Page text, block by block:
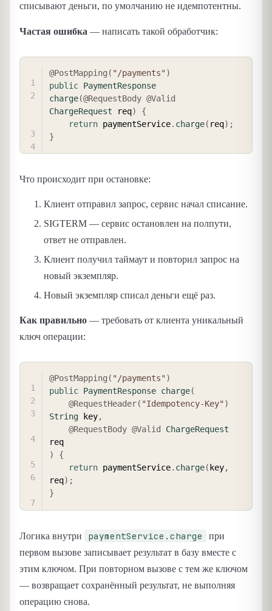
списывают деньги, по умолчанию не идемпотентны.
Частая ошибка — написать такой обработчик:
@PostMapping ( "/payments")
public PaymentResponse
charge(@RequestBody @Valid
ChargeRequest req)
{
return paymentService. charge( req) ;
}
Что происходит при остановке:
Клиент отправил запрос, сервис начал списание.
SIGTERM — сервис остановлен на полпути,
ответ не отправлен.
Клиент получил таймаут и повторил запрос на
новый экземпляр.
Новый экземпляр списал деньги ещё раз.
Как правильно — требовать от клиента уникальный
ключ операции:
@PostMapping ( "/payments")
public PaymentResponse charge(
@RequestHeader( "Idempotency-Key")
String key,
@RequestBody @Valid
ChargeRequest
)
{
return paymentService. charge( key,
req) ;
}
Логика внутри paymentService.charge
при
первом вызове записывает результат в базу вместе с
этим ключом. При повторном вызове с тем же ключом
— возвращает сохранённый результат, не выполняя
операцию снова.